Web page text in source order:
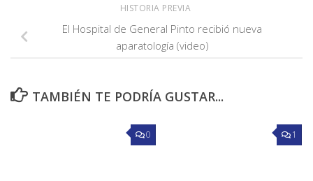
HISTORIA PREVIA
El Hospital de General Pinto recibió nueva
aparatología (video)
TAMBIÉN TE PODRÍA GUSTAR...
0 1